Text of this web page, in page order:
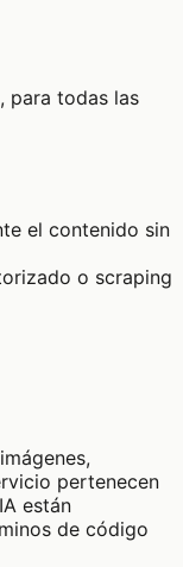
para todas las
el contenido sin
o scraping
pertenecen
están
de código